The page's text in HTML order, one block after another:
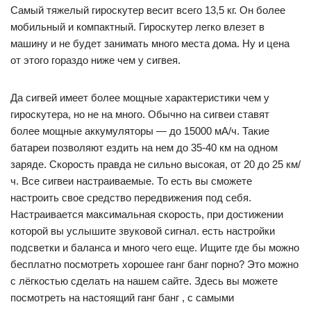
Самый тяжелый гироскутер весит всего 13,5 кг. Он более
мобильный и компактный. Гироскутер легко влезет в
машину и не будет занимать много места дома. Ну и цена
от этого гораздо ниже чем у сигвея.
Да сигвей имеет более мощные характеристики чем у
гироскутера, но не на много. Обычно на сигвеи ставят
более мощные аккумуляторы — до 15000 мА/ч. Такие
батареи позволяют ездить на нем до 35-40 км на одном
заряде. Скорость правда не сильно высокая, от 20 до 25 км/
ч. Все сигвеи настраиваемые. То есть вы сможете
настроить свое средство передвижения под себя.
Настраивается максимальная скорость, при достижении
которой вы услышите звуковой сигнал. есть настройки
подсветки и баланса и много чего еще. Ищите где бы можно
бесплатно посмотреть хорошее ганг банг порно? Это можно
с лёгкостью сделать на нашем сайте. Здесь вы можете
посмотреть на настоящий ганг банг , с самыми